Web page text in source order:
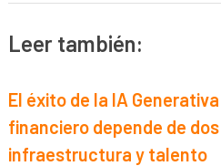
Leer también:
El éxito de la IA
financiero depende de
infraestructura y talento